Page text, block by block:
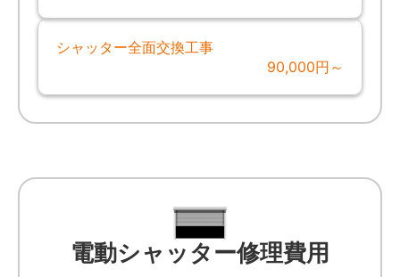
シャッター全面交換工事
90,000円～
電動シャッター修理費用